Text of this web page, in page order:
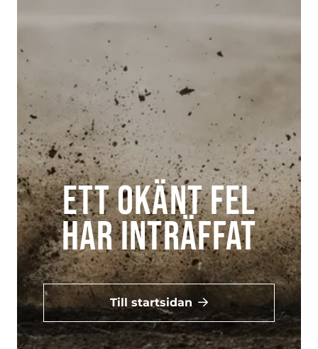
Ett okänt fel
har inträffat
Till startsidan